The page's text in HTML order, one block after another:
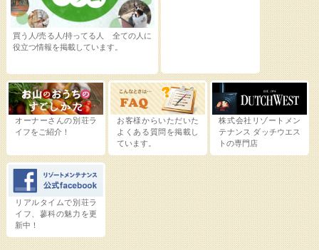
買う人/売る人/持ってる人 全ての人に
役立つ情報を掲載しています。
オーナーさんの別荘ラ
イフをご紹介！
お客様からいただいた
よくある質問を掲載し
ています。
株式会社リゾートメン
テナンス ダッチウエス
トの専門店
リアルタイムで別荘ラ
イフ、蓼科の魅力を更
新中！